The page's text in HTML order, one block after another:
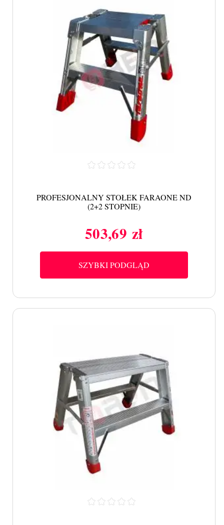
PROFESJONALNY STOŁEK FARAONE ND
(2+2 STOPNIE)
Cena
503,69 zł
SZYBKI PODGLĄD